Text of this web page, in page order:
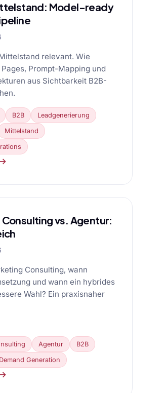
Model-ready
relevant. Wie
Prompt-Mapping und
aus Sichtbarkeit B2B-
B2B Leadgenerierung
Mittelstand
vs. Agentur:
Consulting, wann
und wann ein hybrides
Wahl? Ein praxisnaher
Agentur B2B
Demand Generation